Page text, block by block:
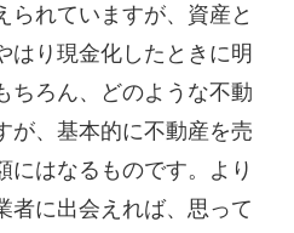
られていますが、資産と
はり現金化したときに明
ちろん、どのような不動
が、基本的に不動産を売
にはなるものです。より
者に出会えれば、思って